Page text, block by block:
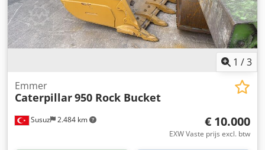
1 /3
Susuz 2.484 km
Emmer
Caterpillar950 Rock Bucket
€ 10.000
EXW Vaste prijs excl. btw